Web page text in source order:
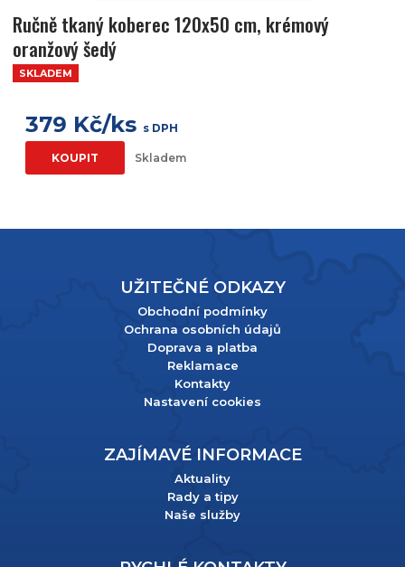
Ručně tkaný koberec 120x50 cm, krémový
oranžový šedý
SKLADEM
379 Kč/ks s DPH
KOUPIT Skladem
UŽITEČNÉ ODKAZY
Obchodní podmínky
Ochrana osobních údajů
Doprava a platba
Reklamace
Kontakty
Nastavení cookies
ZAJÍMAVÉ INFORMACE
Aktuality
Rady a tipy
Naše služby